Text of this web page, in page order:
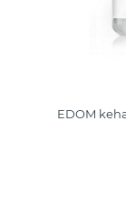
EDOM